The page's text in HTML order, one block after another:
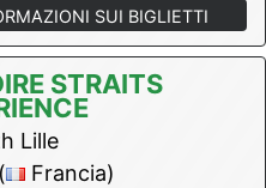
SUI BIGLIETTI
STRAITS
Lille
Francia)